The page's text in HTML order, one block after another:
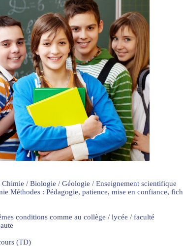
/ Biologie / Géologie / Enseignement scientifique
Méthodes : Pédagogie, patience, mise en confiance,
conditions comme au collège / lycée / faculté
(TD)